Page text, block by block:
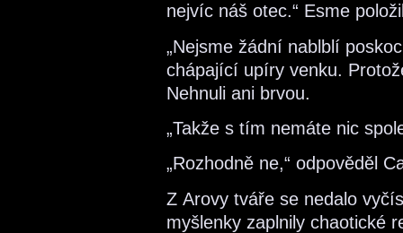
nejvíc náš otec.“ Esme
„Nejsme žádní nablblí
chápající upíry venku.
Nehnuli ani brvou.
„Takže s tím nemáte nic
„Rozhodně ne,“ odpověděl
Z Arovy tváře se nedalo
myšlenky zaplnily chaotické